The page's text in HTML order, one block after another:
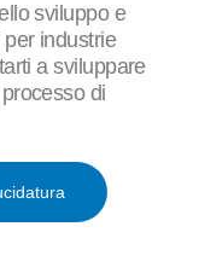
sviluppo e
industrie
a sviluppare
di